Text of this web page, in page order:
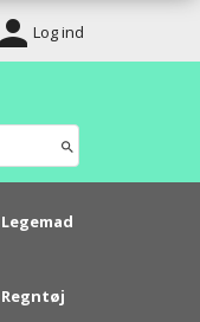
Log ind
Legemad
Regntøj